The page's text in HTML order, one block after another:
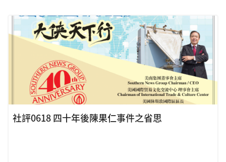
社評0618 四十年後陳果仁事件之省思